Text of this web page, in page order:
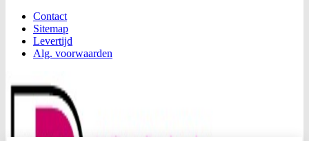
Contact
Sitemap
Levertijd
Alg. voorwaarden